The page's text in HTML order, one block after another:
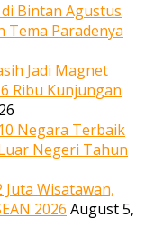
Bintan Agustus
Tema Paradenya
Jadi Magnet
Ribu Kunjungan
Negara Terbaik
Negeri Tahun
Juta Wisatawan,
2026 August 5,